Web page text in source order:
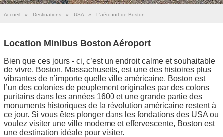
Accueil » Destinations » USA » L'aéroport de Boston
Location Minibus Boston Aéroport
Bien que ces jours - ci, c’est un endroit calme et souhaitable
de vivre, Boston, Massachusetts, est une des histoires plus
vibrantes de n’importe quelle ville américaine. Boston est
l’un des colonies de peuplement originales par des colons
puritains dans les années 1600 et une grande partie des
monuments historiques de la révolution américaine restent à
ce jour. Si vous êtes plonger dans les fondations des USA ou
voulez visiter une ville moderne et effervescente, Boston est
une destination idéale pour visiter.